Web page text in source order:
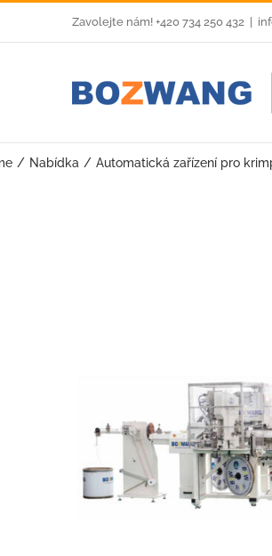
to
Zavolejte nám! +420 734 250 432
Nabídka Automatická zařízení pro